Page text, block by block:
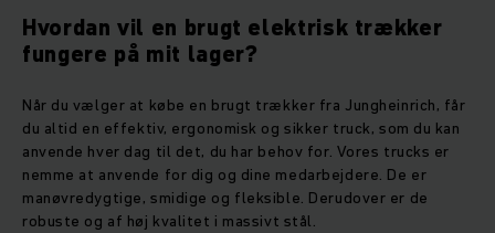
Hvordan vil en brugt elektrisk trækker
fungere på mit lager?
Når du vælger at købe en brugt trækker fra Jungheinrich, får
du altid en effektiv, ergonomisk og sikker truck, som du kan
anvende hver dag til det, du har behov for. Vores trucks er
nemme at anvende for dig og dine medarbejdere. De er
manøvredygtige, smidige og fleksible. Derudover er de
robuste og af høj kvalitet i massivt stål.